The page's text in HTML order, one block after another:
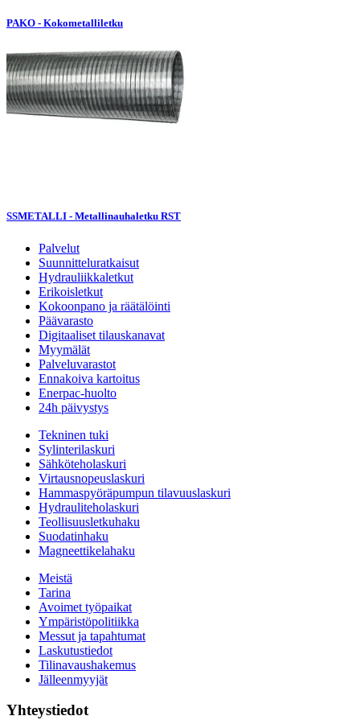
PAKO - Kokometalliletku
SSMETALLI - Metallinauhaletku RST
Palvelut
Suunnitteluratkaisut
Hydrauliikkaletkut
Erikoisletkut
Kokoonpano ja räätälöinti
Päävarasto
Digitaaliset tilauskanavat
Myymälät
Palveluvarastot
Ennakoiva kartoitus
Enerpac-huolto
24h päivystys
Tekninen tuki
Sylinterilaskuri
Sähköteholaskuri
Virtausnopeuslaskuri
Hammaspyöräpumpun tilavuuslaskuri
Hydrauliteholaskuri
Teollisuusletkuhaku
Suodatinhaku
Magneettikelahaku
Meistä
Tarina
Avoimet työpaikat
Ympäristöpolitiikka
Messut ja tapahtumat
Laskutustiedot
Tilinavaushakemus
Jälleenmyyjät
Yhteystiedot